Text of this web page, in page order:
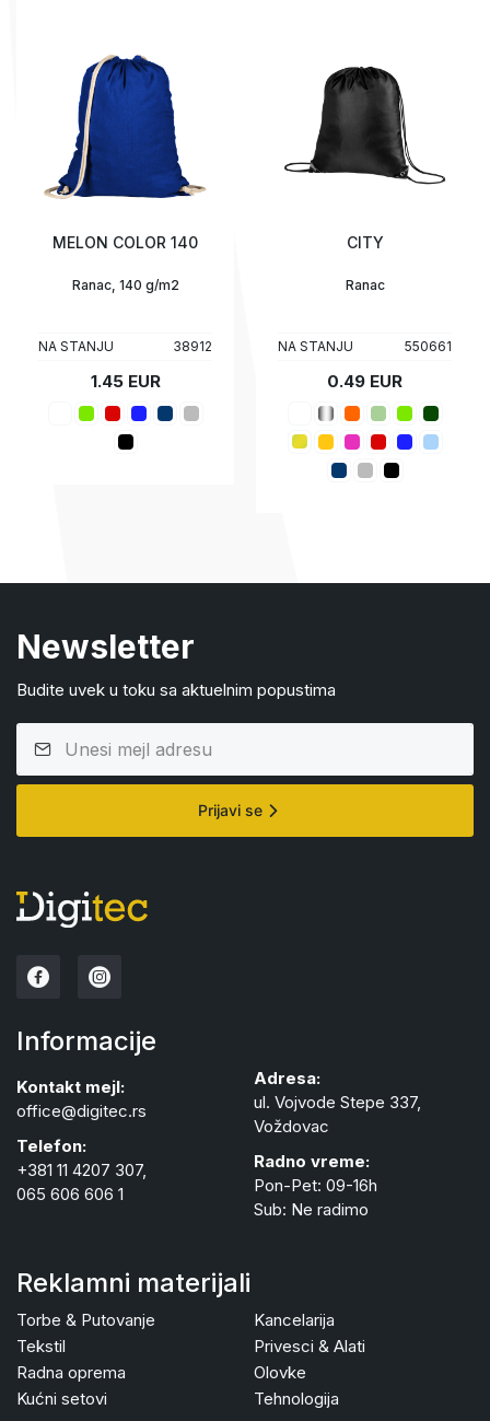
MELON COLOR 140
Ranac, 140 g/m2
NA STANJU 38912
1.45 EUR
CITY
Ranac
NA STANJU 550661
0.49 EUR
Newsletter
Budite uvek u toku sa aktuelnim popustima
Prijavi se
Informacije
Kontakt mejl:
office@digitec.rs
Telefon:
+381 11 4207 307,
065 606 606 1
Adresa:
ul. Vojvode Stepe 337,
Voždovac
Radno vreme:
Pon-Pet: 09-16h
Sub: Ne radimo
Reklamni materijali
Torbe & Putovanje
Tekstil
Radna oprema
Kućni setovi
Kancelarija
Privesci & Alati
Olovke
Tehnologija